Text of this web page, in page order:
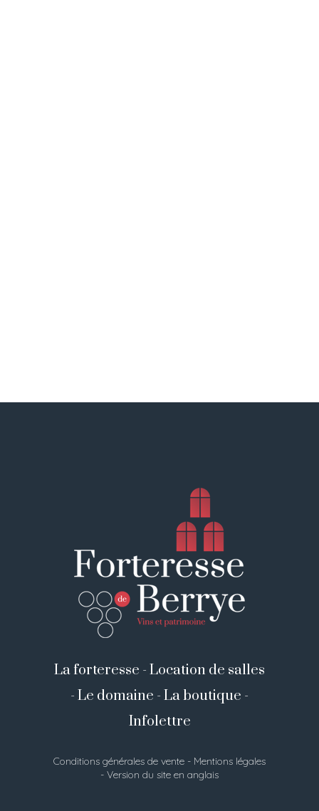
La forteresse - Location de salles
- Le domaine - La boutique -
Infolettre
Conditions générales de vente - Mentions légales
- Version du site en anglais